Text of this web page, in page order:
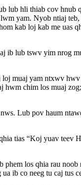
lub hli thiab cov hnub
yam. Nyob ntiaj
kab loj kab me uas
ib lub tswv yim nrog
loj muaj yam ntxwv
hwm chim los muaj
Lub pov haum
tias “Koj yuav teev
phem los qhia rau
ib co neeg tu caj tus